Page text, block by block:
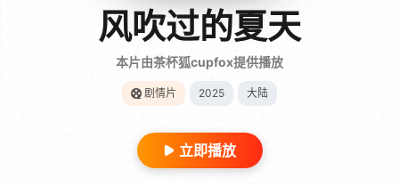
风吹过的夏天
本片由茶杯狐cupfox提供播放
剧情片 2025 大陆
立即播放